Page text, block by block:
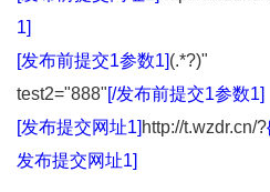
1]
[发布前提交1参数1](.*?)"
test2="888"[/发布前提交1参数1]
[发布提交网址1] http://t.wzdr.cn/?
发布提交网址1]